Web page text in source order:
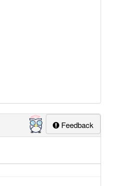
Feedback